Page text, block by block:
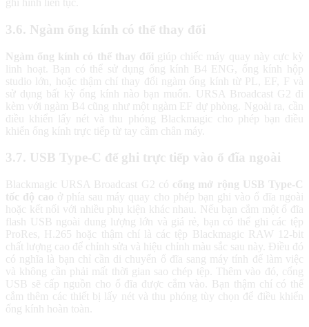
ghi hình liên tục.
3.6. Ngàm ống kính có thể thay đổi
Ngàm ống kính có thể thay đổi giúp chiếc máy quay này cực kỳ
linh hoạt. Bạn có thể sử dụng ống kính B4 ENG, ống kính hộp
studio lớn, hoặc thậm chí thay đổi ngàm ống kính từ PL, EF, F và
sử dụng bất kỳ ống kính nào bạn muốn. URSA Broadcast G2 đi
kèm với ngàm B4 cũng như một ngàm EF dự phòng. Ngoài ra, cần
điều khiển lấy nét và thu phóng Blackmagic cho phép bạn điều
khiển ống kính trực tiếp từ tay cầm chân máy.
3.7. USB Type-C để ghi trực tiếp vào ổ đĩa ngoài
Blackmagic URSA Broadcast G2 có cổng mở rộng USB Type-C
tốc độ cao ở phía sau máy quay cho phép bạn ghi vào ổ đĩa ngoài
hoặc kết nối với nhiều phụ kiện khác nhau. Nếu bạn cắm một ổ đĩa
flash USB ngoài dung lượng lớn và giá rẻ, bạn có thể ghi các tệp
ProRes, H.265 hoặc thậm chí là các tệp Blackmagic RAW 12-bit
chất lượng cao để chỉnh sửa và hiệu chỉnh màu sắc sau này. Điều đó
có nghĩa là bạn chỉ cần di chuyển ổ đĩa sang máy tính để làm việc
và không cần phải mất thời gian sao chép tệp. Thêm vào đó, cổng
USB sẽ cấp nguồn cho ổ đĩa được cắm vào. Bạn thậm chí có thể
cắm thêm các thiết bị lấy nét và thu phóng tùy chọn để điều khiển
ống kính hoàn toàn.